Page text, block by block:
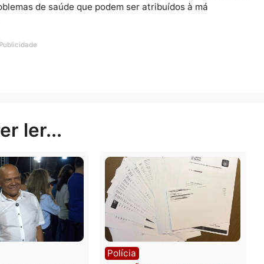
dores no peito, problemas respiratórios e danos no
mortes evitáveis.
problemas de saúde que podem ser atribuídos à má
ano.
Publicidade